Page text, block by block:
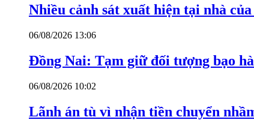
Nhiều cảnh sát xuất hiện tại nhà
06/08/2026 13:06
Đồng Nai: Tạm giữ đối tượng bạo
06/08/2026 10:02
Lãnh án tù vì nhận tiền chuyển